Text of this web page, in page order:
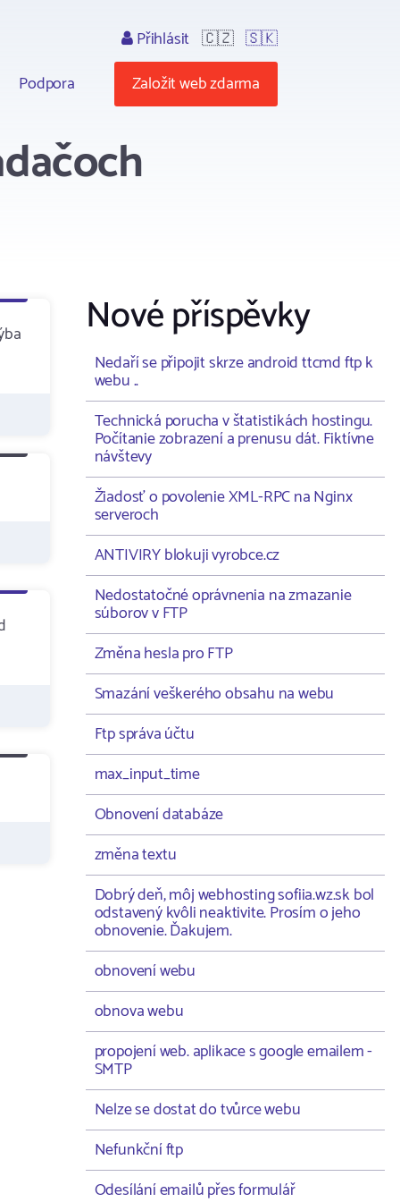
Podpora
Přihlásit 🇨🇿 🇸🇰
Založit web zdarma
Nové příspěvky
Nedaří se připojit skrze android ttcmd ftp k
webu ..
Technická porucha v štatistikách hostingu.
Počítanie zobrazení a prenusu dát. Fiktívne
návštevy
Žiadosť o povolenie XML-RPC na Nginx
serveroch
ANTIVIRY blokuji vyrobce.cz
Nedostatočné oprávnenia na zmazanie
súborov v FTP
Změna hesla pro FTP
Smazání veškerého obsahu na webu
Ftp správa účtu
max_input_time
Obnovení databáze
změna textu
Dobrý deň, môj webhosting sofiia.wz.sk bol
odstavený kvôli neaktivite. Prosím o jeho
obnovenie. Ďakujem.
obnovení webu
obnova webu
propojení web. aplikace s google emailem -
SMTP
Nelze se dostat do tvůrce webu
Nefunkční ftp
Odesílání emailů přes formulář